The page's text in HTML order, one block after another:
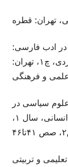
رﻣﺰی در ادب ﻓﺎرﺳﯽ:
تح‍ل‍ی‍ل‍ی‌ از داس‍ت‍ان‌ه‍ای‌ ع‍رف‍ان‍ی‌‌ف‍ل‍س‍ف‍ی‌ اب‍ن‌س‍ی‍ن‍ا و س‍ه‍روردی‌، چ۱، ﺗﻬﺮان:
در علوم سیاسی در
دانشگاه‌های کانادا، مطالعات میان‌رشته‌ای در علوم انسانی، سال ۱،
ﻣﻬﺪی. (1390) ادﺑﯿﺎت ﺗﻌﻠﯿﻤﯽ و ﺗﺮﺑﯿﺘﯽ